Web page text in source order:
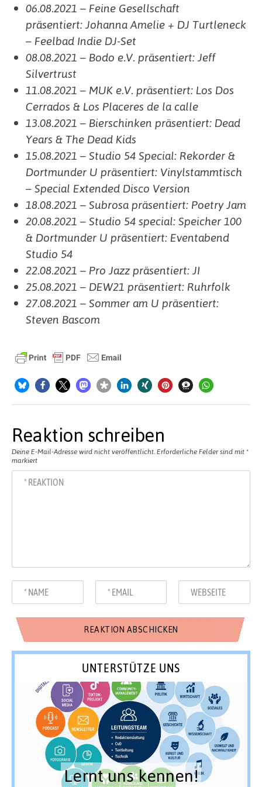
06.08.2021 – Feine Gesellschaft
präsentiert: Johanna Amelie + DJ Turtleneck
– Feelbad Indie DJ-Set
08.08.2021 – Bodo e.V. präsentiert: Jeff
Silvertrust
11.08.2021 – MUK e.V. präsentiert: Los Dos
Cerrados & Los Placeres de la calle
13.08.2021 – Bierschinken präsentiert: Dead
Years & The Dead Kids
15.08.2021 – Studio 54 Special: Rekorder &
Dortmunder U präsentiert: Vinylstammtisch
– Special Extended Disco Version
18.08.2021 – Subrosa präsentiert: Poetry Jam
20.08.2021 – Studio 54 special: Speicher 100
& Dortmunder U präsentiert: Eventabend
Studio 54
22.08.2021 – Pro Jazz präsentiert: JI
25.08.2021 – DEW21 präsentiert: Ruhrfolk
27.08.2021 – Sommer am U präsentiert:
Steven Bascom
Reaktion schreiben
Deine E-Mail-Adresse wird nicht veröffentlicht. Erforderliche Felder sind mit *
markiert
UNTERSTÜTZE UNS
Lernt uns kennen!